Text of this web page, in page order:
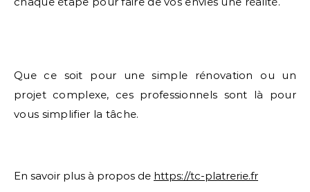
Que ce soit pour une simple rénovation ou un
projet complexe, ces professionnels sont là pour
vous simplifier la tâche.
En savoir plus à propos de https://tc-platrerie.fr